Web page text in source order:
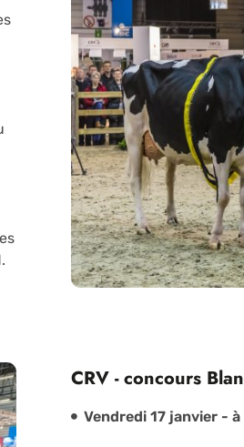
CRV - concours
Vendredi 17 janvier -